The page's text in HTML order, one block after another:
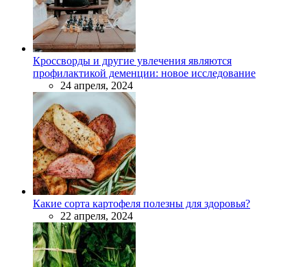
Кроссворды и другие увлечения являются
профилактикой деменции: новое исследование
24 апреля, 2024
Какие сорта картофеля полезны для здоровья?
22 апреля, 2024